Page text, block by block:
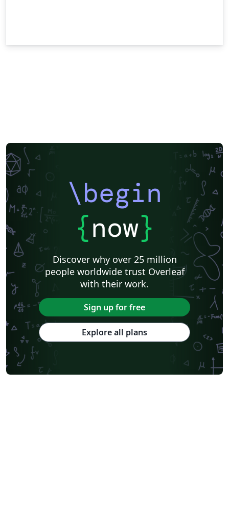
\begin
{now}
Discover why over 25 million
people worldwide trust Overleaf
with their work.
Sign up for free
Explore all plans